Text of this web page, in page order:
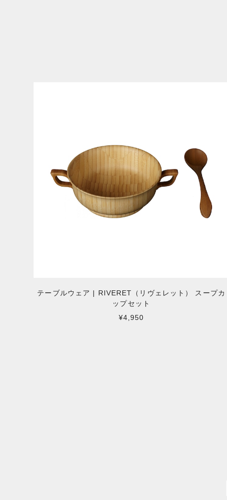
テーブルウェア | RIVERET（リヴェレット） スープカ
ップセット
¥4,950